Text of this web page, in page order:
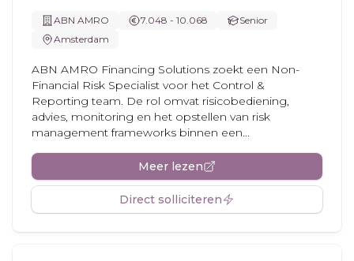
ABN AMRO 7.048 - 10.068
Senior
Amsterdam
ABN AMRO Financing Solutions zoekt een Non-
Financial Risk Specialist voor het Control &
Reporting team. De rol omvat risicobediening,
advies, monitoring en het opstellen van risk
management frameworks binnen een...
Meer lezen
Direct solliciteren